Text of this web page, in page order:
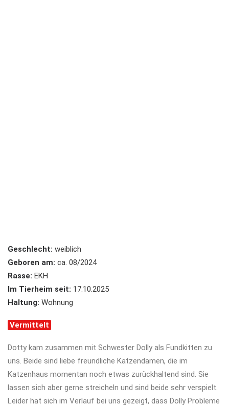
Geschlecht: weiblich
Geboren am: ca. 08/2024
Rasse: EKH
Im Tierheim seit: 17.10.2025
Haltung: Wohnung
Vermittelt
Dotty kam zusammen mit Schwester Dolly als Fundkitten zu
uns. Beide sind liebe freundliche Katzendamen, die im
Katzenhaus momentan noch etwas zurückhaltend sind. Sie
lassen sich aber gerne streicheln und sind beide sehr verspielt.
Leider hat sich im Verlauf bei uns gezeigt, dass Dolly Probleme